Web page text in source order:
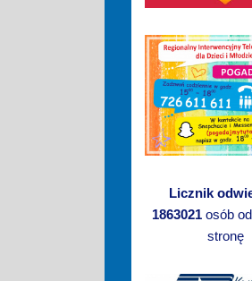
Licznik
1863021 osób
stronę